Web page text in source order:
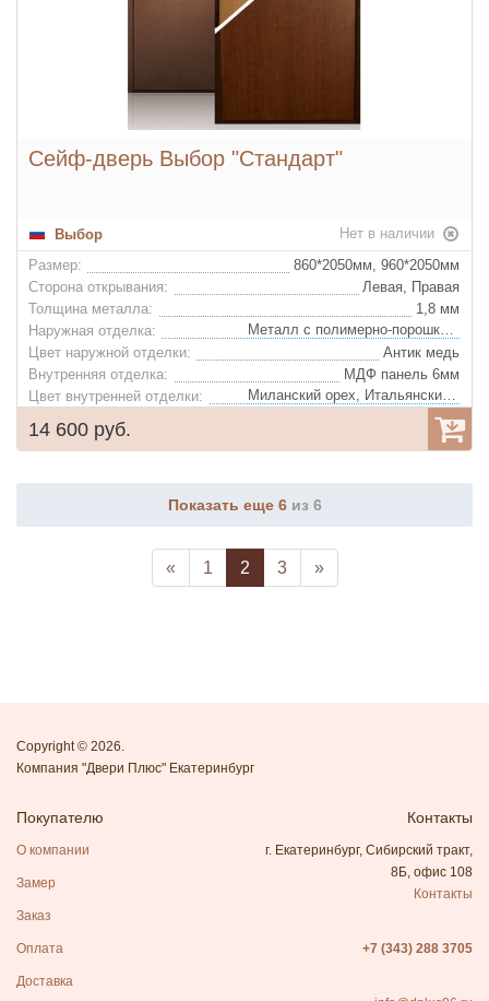
Сейф-дверь Выбор "Стандарт"
Выбор
Нет в наличии
Размер:
860*2050мм, 960*2050мм
Сторона открывания:
Левая, Правая
Толщина металла:
1,8 мм
Наружная отделка:
Металл с полимерно-порошковым покрытием
Цвет наружной отделки:
Антик медь
Внутренняя отделка:
МДФ панель 6мм
Цвет внутренней отделки:
Миланский орех, Итальянский орех
Базальтовая плита "IZOL LIGHT"
Ночная задвижка:
Да
Конструкция:
14 600 руб.
Показать еще 6 из 6
« 1 2 3 »
Copyright © 2026.
Компания "Двери Плюс" Екатеринбург
Покупателю
О компании
Замер
Заказ
Оплата
Доставка
Контакты
г. Екатеринбург, Сибирский тракт,
8Б, офис 108
Контакты
+7 (343) 288 3705